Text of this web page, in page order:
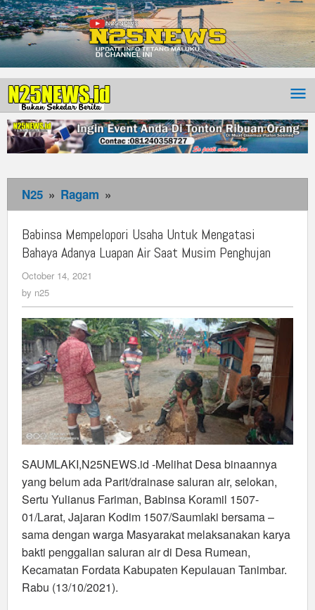
N25 » Ragam »
Mempelopori
Usaha
Untuk
Mengatasi
Luapan
Air
Saat
Musim
Penghujan
Babinsa Mempelopori Usaha Untuk Mengatasi
Bahaya Adanya Luapan Air Saat Musim Penghujan
October 14, 2021
by n25
SAUMLAKI,N25NEWS.id -Melihat Desa binaannya
yang belum ada Parit/drainase saluran air, selokan,
Sertu Yulianus Fariman, Babinsa Koramil 1507-
01/Larat, Jajaran Kodim 1507/Saumlaki bersama –
sama dengan warga Masyarakat melaksanakan karya
bakti penggalian saluran air di Desa Rumean,
Kecamatan Fordata Kabupaten Kepulauan Tanimbar.
Rabu (13/10/2021).